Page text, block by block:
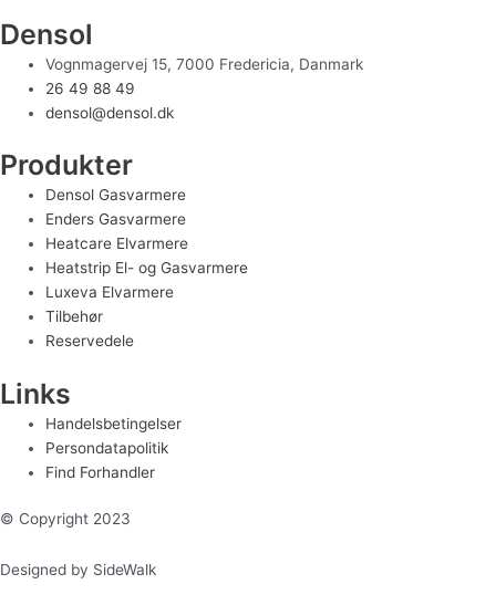
Densol
Vognmagervej 15, 7000 Fredericia, Danmark
26 49 88 49
densol@densol.dk
Produkter
Densol Gasvarmere
Enders Gasvarmere
Heatcare Elvarmere
Heatstrip El- og Gasvarmere
Luxeva Elvarmere
Tilbehør
Reservedele
Links
Handelsbetingelser
Persondatapolitik
Find Forhandler
© Copyright 2023
Designed by SideWalk